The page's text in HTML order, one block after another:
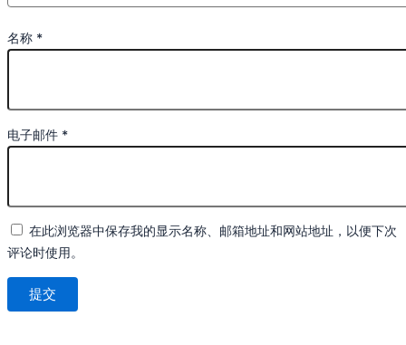
名称 *
电子邮件 *
在此浏览器中保存我的显示名称、邮箱地址和网站地址，以便下次
评论时使用。